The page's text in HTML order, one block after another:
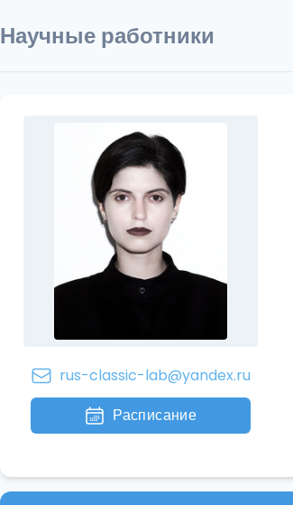
Научные работники
rus-classic-lab@yandex.ru
Расписание